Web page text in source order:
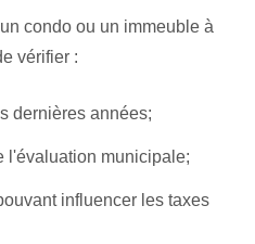
condo ou un immeuble à
vérifier :
dernières années;
l'évaluation municipale;
influencer les taxes